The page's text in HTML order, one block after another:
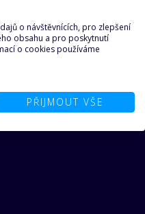
o návštěvnících, pro zlepšení
obsahu a pro poskytnutí
o cookies používáme
PŘIJMOUT VŠE